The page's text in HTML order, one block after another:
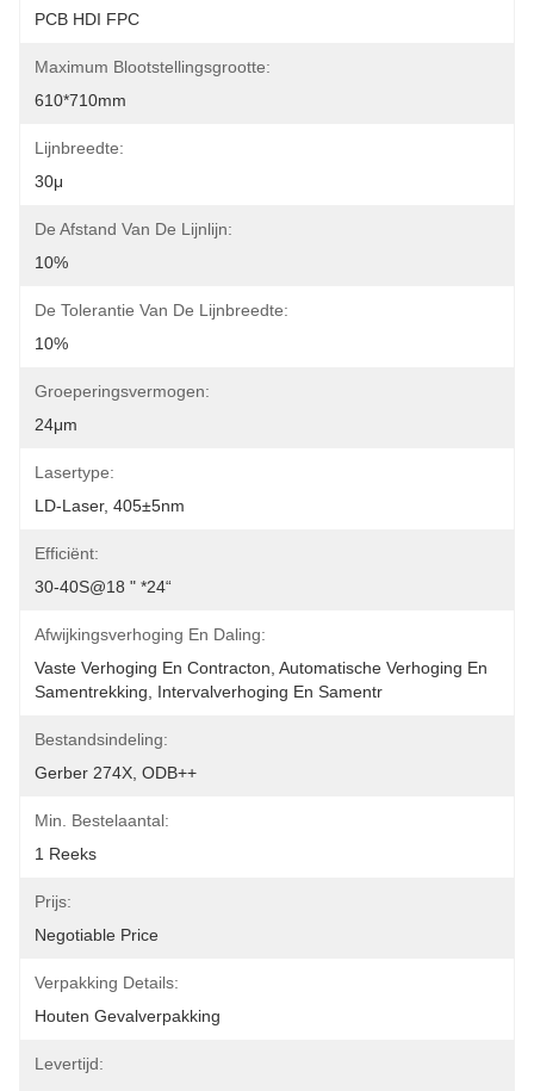
PCB HDI FPC
Maximum Blootstellingsgrootte:
610*710mm
Lijnbreedte:
30μ
De Afstand Van De Lijnlijn:
10%
De Tolerantie Van De Lijnbreedte:
10%
Groeperingsvermogen:
24μm
Lasertype:
LD-Laser, 405±5nm
Efficiënt:
30-40S@18 " *24“
Afwijkingsverhoging En Daling:
Vaste Verhoging En Contracton, Automatische Verhoging En
Samentrekking, Intervalverhoging En Samentr
Bestandsindeling:
Gerber 274X, ODB++
Min. Bestelaantal:
1 Reeks
Prijs:
Negotiable Price
Verpakking Details:
Houten Gevalverpakking
Levertijd: